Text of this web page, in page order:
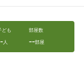
ども
人
部屋数
--部屋